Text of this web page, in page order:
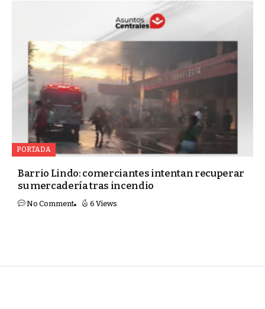
PORTADA
Barrio Lindo: comerciantes intentan recuperar
su mercadería tras incendio
No Comment 6 Views